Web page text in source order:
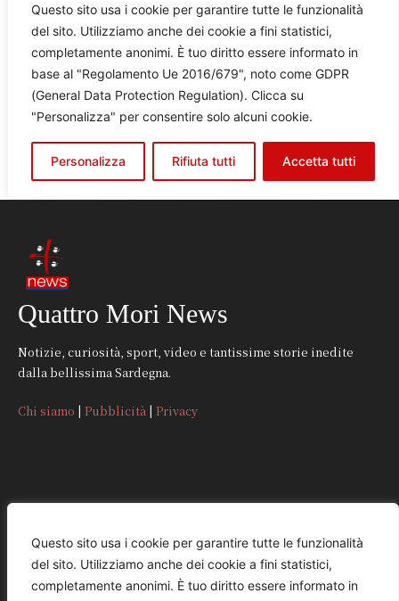
Questo sito usa i cookie per garantire tutte le funzionalità
del sito. Utilizziamo anche dei cookie a fini statistici,
completamente anonimi. È tuo diritto essere informato in
Quattro Mori News
Notizie, curiosità, sport, video e tantissime storie inedite
dalla bellissima Sardegna.
Chi siamo | Pubblicità | Privacy
CONTATTI
REDAZIONE